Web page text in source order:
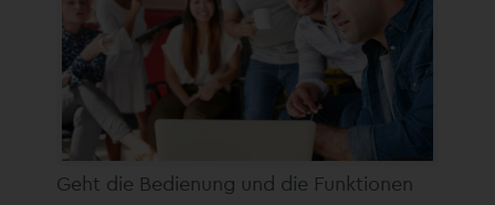
Geht die Bedienung und die Funktionen